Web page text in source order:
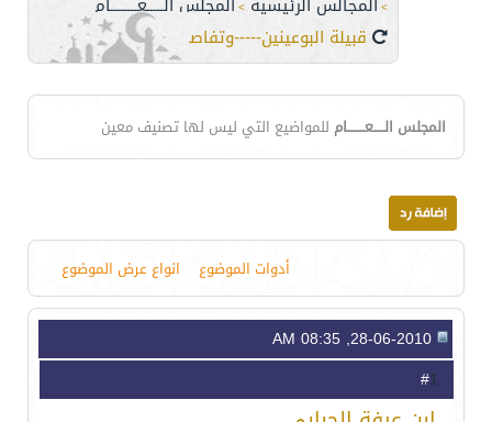
>
>
قبيلة البوعينين-----وتفاصيلها
المجلس الـــــعــــــــام للمواضيع التي ليس لها تصنيف معين
أدوات الموضوع انواع عرض الموضوع
1